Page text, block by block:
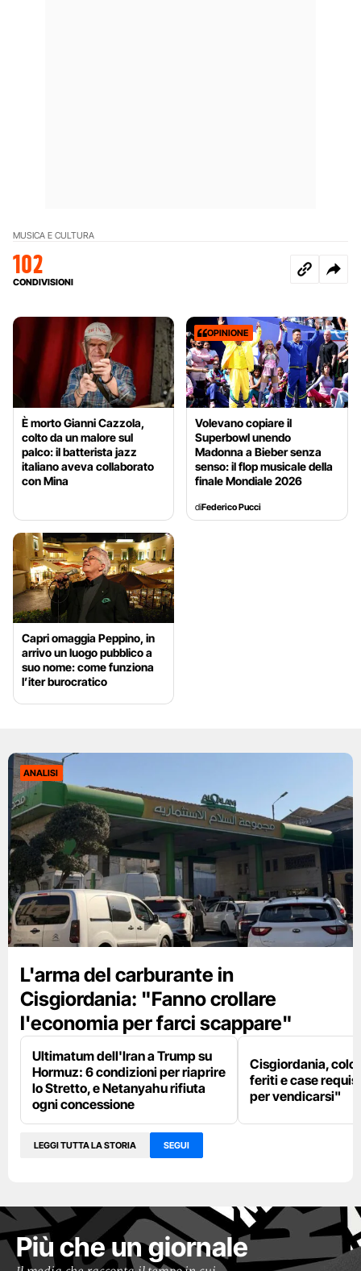
MUSICA E CULTURA
102
CONDIVISIONI
È morto Gianni Cazzola,
colto da un malore sul
palco: il batterista jazz
italiano aveva collaborato
con Mina
OPINIONE
Volevano copiare il
Superbowl unendo
Madonna a Bieber senza
senso: il flop musicale della
finale Mondiale 2026
diFederico Pucci
Capri omaggia Peppino, in
arrivo un luogo pubblico a
suo nome: come funziona
l’iter burocratico
ANALISI
L'arma del carburante in
Cisgiordania: "Fanno crollare
l'economia per farci scappare"
Ultimatum dell'Iran a Trump su
Hormuz: 6 condizioni per riaprire
lo Stretto, e Netanyahu rifiuta
ogni concessione
Cisgiordania,
feriti e case
per vendicarsi"
LEGGI TUTTA LA STORIA SEGUI
Più che un giornale